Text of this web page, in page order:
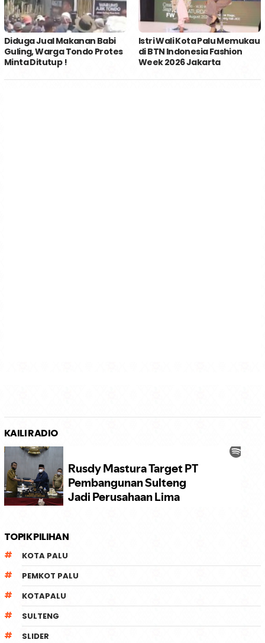
Diduga Jual Makanan Babi
Guling, Warga Tondo Protes
Minta Ditutup !
Istri Wali Kota Palu Memukau
di BTN Indonesia Fashion
Week 2026 Jakarta
KAILI RADIO
TOPIK PILIHAN
KOTA PALU
PEMKOT PALU
KOTAPALU
SULTENG
SLIDER